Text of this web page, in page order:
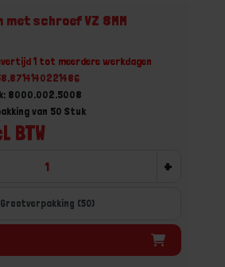
met schroef VZ 8MM
1 tot meerdere werkdagen
8000.002.5008
BTW
van 50 Stuk
+
Grootverpakking (50)